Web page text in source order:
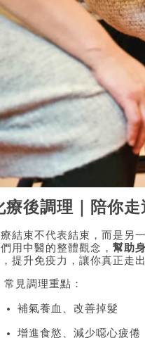
療後調理｜陪你
結束不代表結束，而是另
用中醫的整體觀念， 幫助
提升免疫力，讓你真正走
常見調理重點：
補氣養血、改善掉髮
增進食慾、減少噁心疲倦